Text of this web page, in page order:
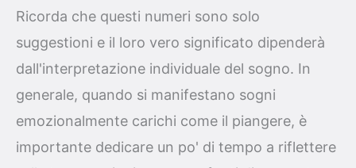
Ricorda che questi numeri sono solo
suggestioni e il loro vero significato dipenderà
dall'interpretazione individuale del sogno. In
generale, quando si manifestano sogni
emozionalmente carichi come il piangere, è
importante dedicare un po' di tempo a riflettere